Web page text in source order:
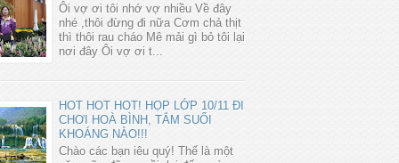
Ôi vợ ơi tôi nhớ vợ nhiều Về đây
nhé ,thôi đừng đi nữa Cơm chả thịt
thì thôi rau cháo Mê mải gì bỏ tôi lại
nơi đây Ôi vợ ơi t...
HOT HOT HOT! HỌP LỚP 10/11 ĐI
CHƠI HOÀ BÌNH, TẮM SUỐI
KHOÁNG NÀO!!!
Chào các bạn iêu quý! Thế là một